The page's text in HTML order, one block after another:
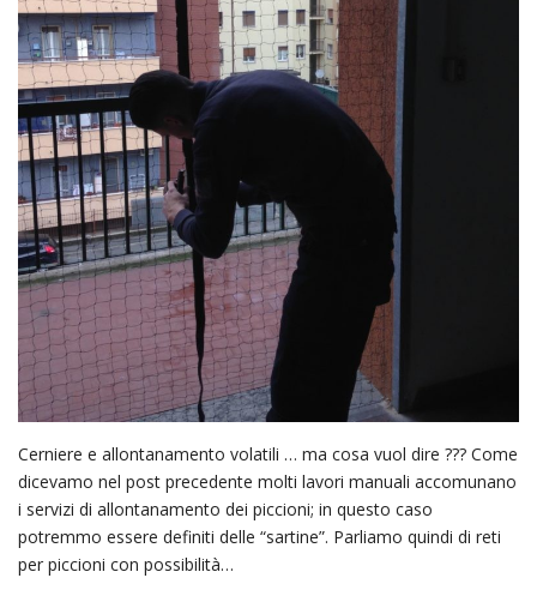
Cerniere e allontanamento volatili … ma cosa vuol dire ??? Come
dicevamo nel post precedente molti lavori manuali accomunano
i servizi di allontanamento dei piccioni; in questo caso
potremmo essere definiti delle “sartine”. Parliamo quindi di reti
per piccioni con possibilità…